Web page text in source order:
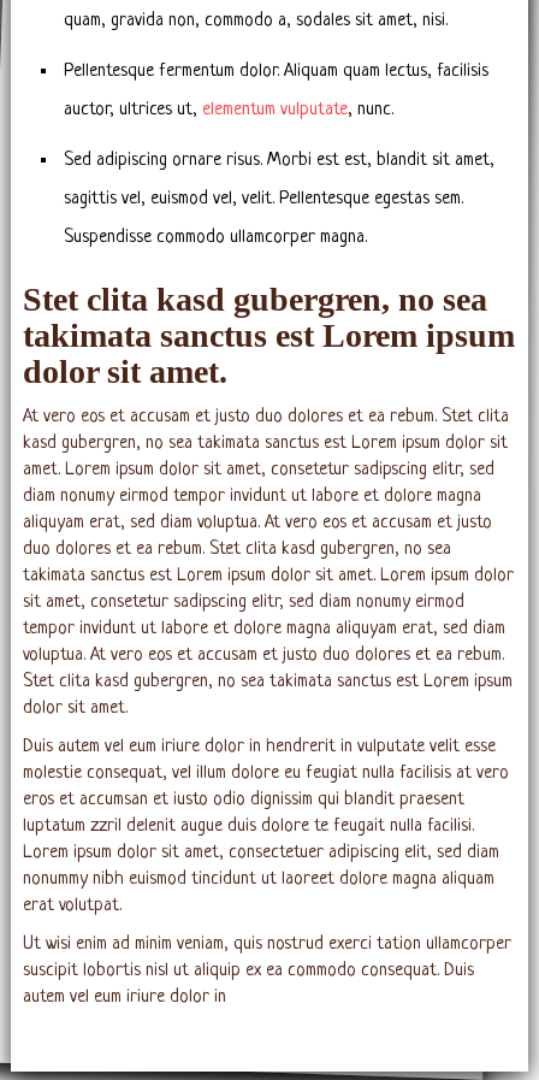
quam, gravida non, commodo a, sodales sit amet, nisi.
Pellentesque fermentum dolor. Aliquam quam lectus, facilisis
auctor, ultrices ut, elementum vulputate, nunc.
Sed adipiscing ornare risus. Morbi est est, blandit sit amet,
sagittis vel, euismod vel, velit. Pellentesque egestas sem.
Suspendisse commodo ullamcorper magna.
Stet clita kasd gubergren, no sea
takimata sanctus est Lorem ipsum
dolor sit amet.
At vero eos et accusam et justo duo dolores et ea rebum. Stet clita
kasd gubergren, no sea takimata sanctus est Lorem ipsum dolor sit
amet. Lorem ipsum dolor sit amet, consetetur sadipscing elitr, sed
diam nonumy eirmod tempor invidunt ut labore et dolore magna
aliquyam erat, sed diam voluptua. At vero eos et accusam et justo
duo dolores et ea rebum. Stet clita kasd gubergren, no sea
takimata sanctus est Lorem ipsum dolor sit amet. Lorem ipsum dolor
sit amet, consetetur sadipscing elitr, sed diam nonumy eirmod
tempor invidunt ut labore et dolore magna aliquyam erat, sed diam
voluptua. At vero eos et accusam et justo duo dolores et ea rebum.
Stet clita kasd gubergren, no sea takimata sanctus est Lorem ipsum
dolor sit amet.
Duis autem vel eum iriure dolor in hendrerit in vulputate velit esse
molestie consequat, vel illum dolore eu feugiat nulla facilisis at vero
eros et accumsan et iusto odio dignissim qui blandit praesent
luptatum zzril delenit augue duis dolore te feugait nulla facilisi.
Lorem ipsum dolor sit amet, consectetuer adipiscing elit, sed diam
nonummy nibh euismod tincidunt ut laoreet dolore magna aliquam
erat volutpat.
Ut wisi enim ad minim veniam, quis nostrud exerci tation ullamcorper
suscipit lobortis nisl ut aliquip ex ea commodo consequat. Duis
autem vel eum iriure dolor in